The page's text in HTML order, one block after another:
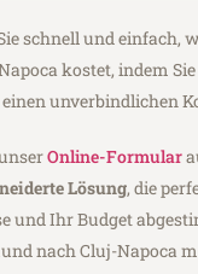
schnell und einfach,
kostet, indem
unverbindlichen
Online-Formular
Lösung, die
und Ihr Budget
nach Cluj-Napoca